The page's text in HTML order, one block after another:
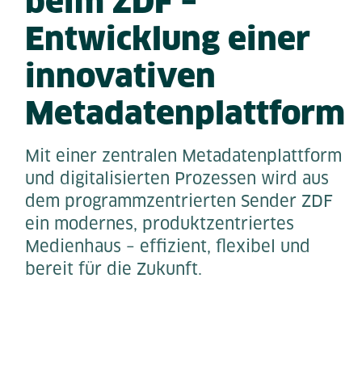
Entwicklung einer
innovativen
Metadatenplattform
Mit einer zentralen Metadatenplattform
und digitalisierten Prozessen wird aus
dem programmzentrierten Sender ZDF
ein modernes, produktzentriertes
Medienhaus – effizient, flexibel und
bereit für die Zukunft.